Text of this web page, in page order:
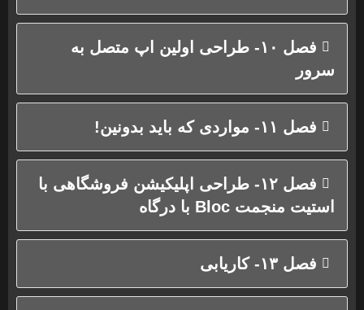
فصل ۱۰- طراحی اولین اپ متصل به
سرور
فصل ۱۱- مواردی که باید بدونین!
فصل ۱۲- طراحی اپلیکیشن فروشگاهی با
استیت منجمت Bloc با درگاه
فصل ۱۳- کاریابی